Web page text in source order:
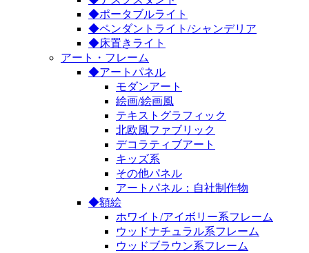
◆ポータブルライト
◆ペンダントライト/シャンデリア
◆床置きライト
アート・フレーム
◆アートパネル
モダンアート
絵画/絵画風
テキストグラフィック
北欧風ファブリック
デコラティブアート
キッズ系
その他パネル
アートパネル：自社制作物
◆額絵
ホワイト/アイボリー系フレーム
ウッドナチュラル系フレーム
ウッドブラウン系フレーム